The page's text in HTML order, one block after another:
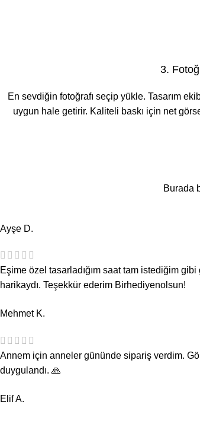
3.
En sevdiğin fotoğrafı seçip yükle. Tasarım
uygun hale getirir. Kaliteli baskı için net
Burada
Ayşe D.
Eşime özel tasarladığım saat tam istediğim
harikaydı. Teşekkür ederim Birhediyenolsun!
Mehmet K.
Annem için anneler gününde sipariş verdim.
duygulandı. 🙏
Elif A.